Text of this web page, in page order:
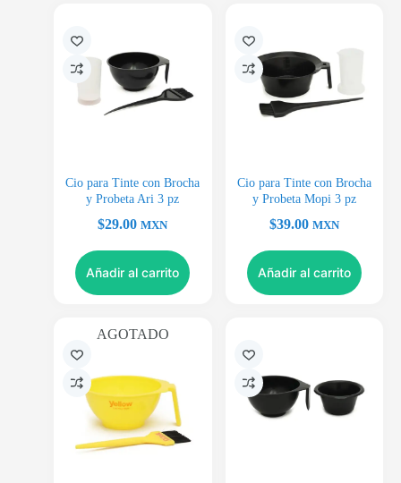
Cio para Tinte con Brocha
y Probeta Ari 3 pz
$29.00 MXN
Añadir al carrito
Cio para Tinte con Brocha
y Probeta Mopi 3 pz
$39.00 MXN
Añadir al carrito
AGOTADO